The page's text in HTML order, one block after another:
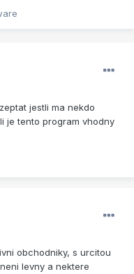
jestli ma nekdo
je tento program vhodny
obchodniky, s urcitou
levny a nektere